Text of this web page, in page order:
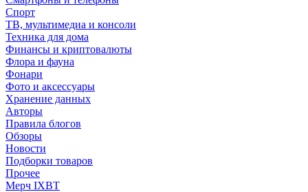
Спорт
ТВ, мультимедиа и консоли
Техника для дома
Финансы и криптовалюты
Флора и фауна
Фонари
Фото и аксессуары
Хранение данных
Авторы
Правила блогов
Обзоры
Новости
Подборки товаров
Прочее
Мерч IXBT